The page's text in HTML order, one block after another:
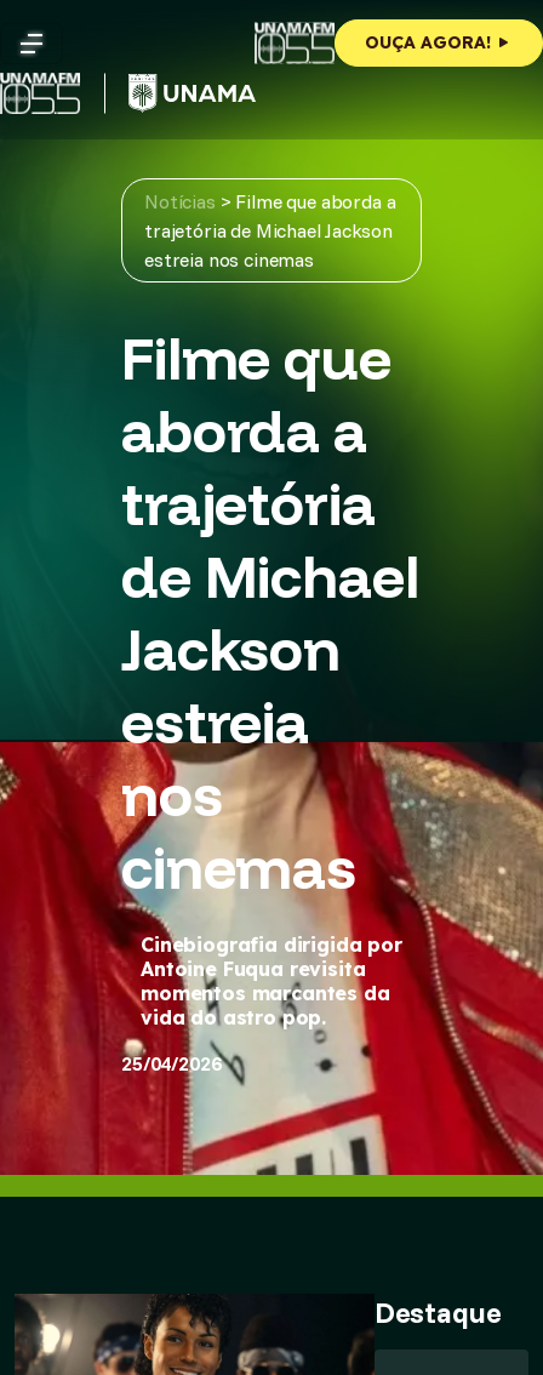
content
OUÇA AGORA!
Notícias > Filme que aborda a
trajetória de Michael Jackson
estreia nos cinemas
Filme que
aborda a
trajetória
de Michael
Jackson
estreia
nos
cinemas
Cinebiografia dirigida por
Antoine Fuqua revisita
momentos marcantes da
vida do astro pop.
25/04/2026
Destaque